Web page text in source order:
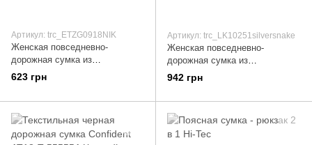
Артикул: trc_ETZG0918NIK
Женская повседневно-
дорожная сумка из
качественного кожзаменителя
ETERNO (ЭТЕРНО) ETZG09-
623 грн
Артикул: trc_LK10251silversnake
Женская повседневно-
дорожная сумка из
качественного кожезаменителя
LASKARA (ЛАСКАРА) LK-
942 грн